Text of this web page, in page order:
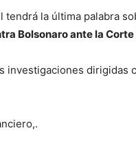
tendrá la última palabra
Bolsonaro ante la Corte
investigaciones